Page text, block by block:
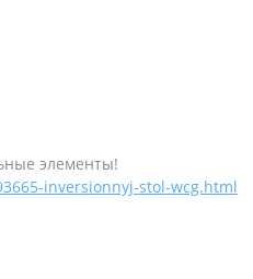
элементы!
inversionnyj-stol-wcg.html